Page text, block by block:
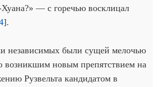
Хуана?» — с горечью восклицал
].
независимых были сущей мелочью
возникшим новым препятствием на
Рузвельта кандидатом в